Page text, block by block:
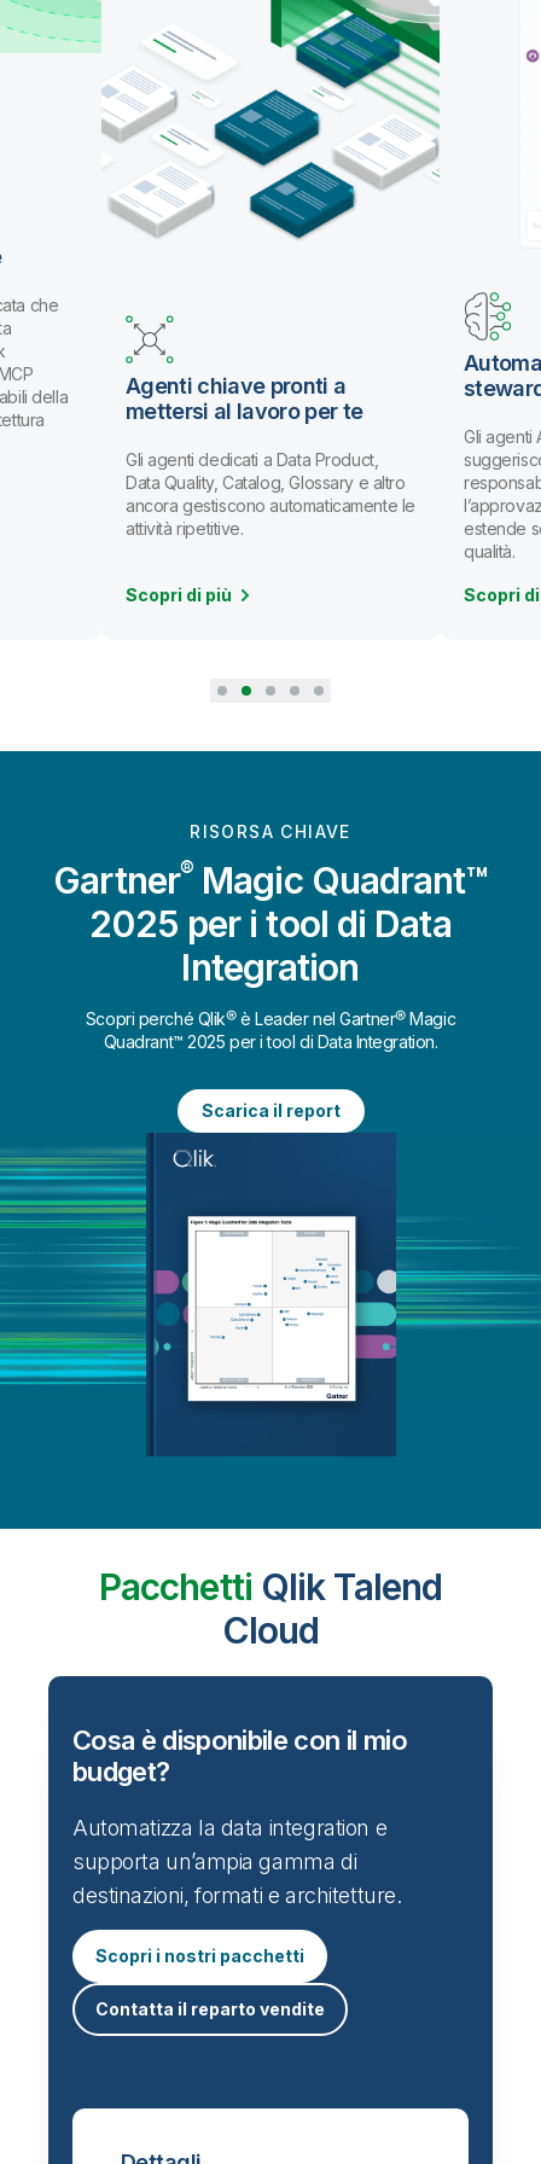
che
della
Agenti chiave pronti a
mettersi al lavoro per te
Gli agenti dedicati a Data Product,
Data Quality, Catalog, Glossary e altro
ancora gestiscono automaticamente le
attività ripetitive.
Scopri di più
Gli agenti
estende
qualità.
Scopri
RISORSA CHIAVE
Gartner® Magic Quadrant™
2025 per i tool di Data
Integration
Scopri perché Qlik® è Leader nel Gartner® Magic
Quadrant™ 2025 per i tool di Data Integration.
Scarica il report
Pacchetti Qlik Talend
Cloud
Cosa è disponibile con il mio
budget?
Automatizza la data integration e
supporta un’ampia gamma di
destinazioni, formati e architetture.
Scopri i nostri pacchetti
Contatta il reparto vendite